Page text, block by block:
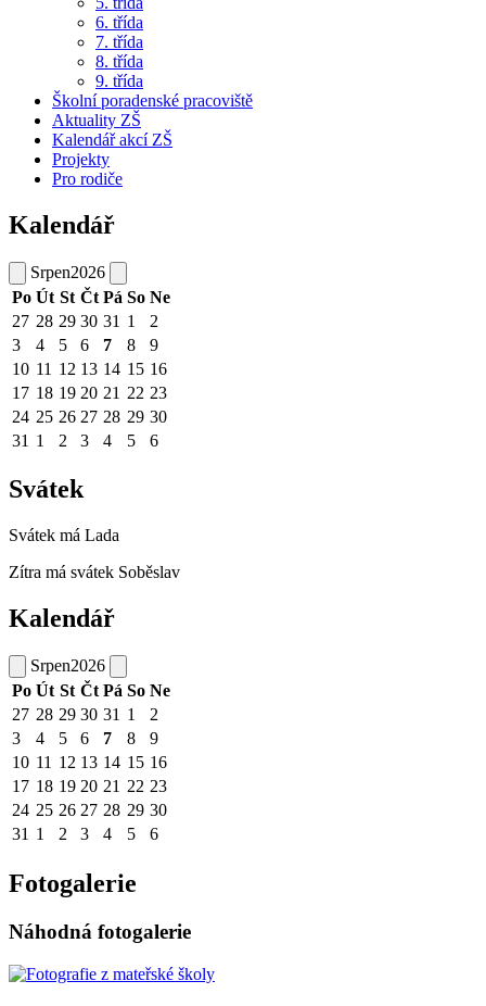
6. třída
7. třída
8. třída
9. třída
Školní poradenské pracoviště
Aktuality ZŠ
Kalendář akcí ZŠ
Projekty
Pro rodiče
Kalendář
Srpen2026
Po Út St Čt Pá So Ne
27 28 29 30 31 1
2
3
4 5 6 7 8
9
10 11 12 13 14 15 16
17 18 19 20 21 22 23
24 25 26 27 28 29 30
31 1 2 3 4 5 6
Svátek
Svátek má Lada
Zítra má svátek Soběslav
Kalendář
Srpen2026
Po Út St Čt Pá So Ne
27 28 29 30 31 1
2
3
4 5 6 7 8
9
10 11 12 13 14 15 16
17 18 19 20 21 22 23
24 25 26 27 28 29 30
31 1 2 3 4 5 6
Fotogalerie
Náhodná fotogalerie